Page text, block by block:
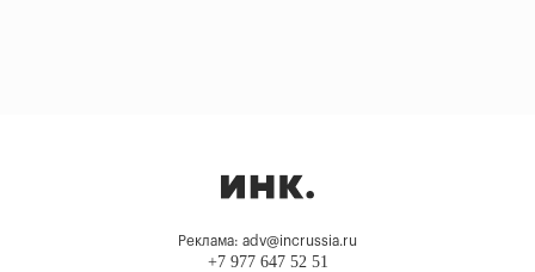
Реклама: adv@incrussia.ru
+7 977 647 52 51